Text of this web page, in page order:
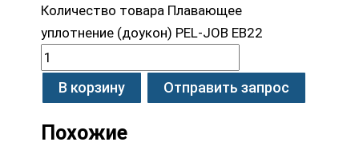
Количество товара Плавающее
уплотнение (доукон) PEL-JOB EB22
В корзину Отправить запрос
Похожие